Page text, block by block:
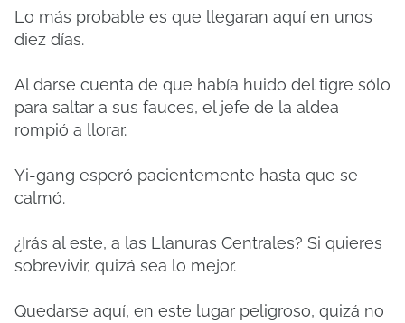
Lo más probable es que llegaran aquí en unos
diez días.
Al darse cuenta de que había huido del tigre sólo
para saltar a sus fauces, el jefe de la aldea
rompió a llorar.
Yi-gang esperó pacientemente hasta que se
calmó.
¿Irás al este, a las Llanuras Centrales? Si quieres
sobrevivir, quizá sea lo mejor.
Quedarse aquí, en este lugar peligroso, quizá no